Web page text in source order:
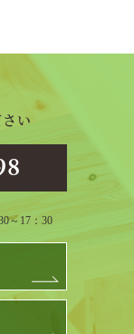
い
～17：30